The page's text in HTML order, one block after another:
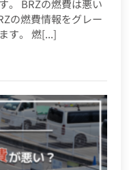
。 BRZの燃費は悪い
の燃費情報をグレー
す。 燃[...]